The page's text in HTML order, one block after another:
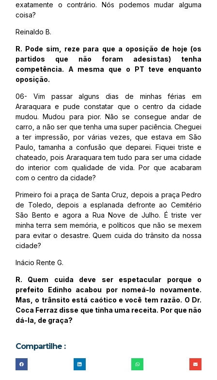
exatamente o contrário. Nós podemos mudar alguma
coisa?
Reinaldo B.
R. Pode sim, reze para que a oposição de hoje (os
partidos que não foram adesistas) tenha
competência. A mesma que o PT teve enquanto
oposição.
06- Vim passar alguns dias de minhas férias em
Araraquara e pude constatar que o centro da cidade
mudou. Mudou para pior. Não se consegue andar de
carro, a não ser que tenha uma super paciência. Cheguei
a ter impressão, por várias vezes, que estava em São
Paulo, tamanha a confusão que deparei. Fiquei triste e
chateado, pois Araraquara tem tudo para ser uma cidade
do interior com qualidade de vida. Por que acabaram
com o centro da cidade?
Primeiro foi a praça de Santa Cruz, depois a praça Pedro
de Toledo, depois a esplanada defronte ao Cemitério
São Bento e agora a Rua Nove de Julho. É triste ver
minha terra sem memória, e políticos que não se mexem
para evitar o desastre. Quem cuida do trânsito da nossa
cidade?
Inácio Rente G.
R. Quem cuida deve ser espetacular porque o
prefeito Edinho acabou por nomeá-lo novamente.
Mas, o trânsito está caótico e você tem razão. O Dr.
Coca Ferraz disse que tinha uma receita. Por que não
dá-la, de graça?
Compartilhe :